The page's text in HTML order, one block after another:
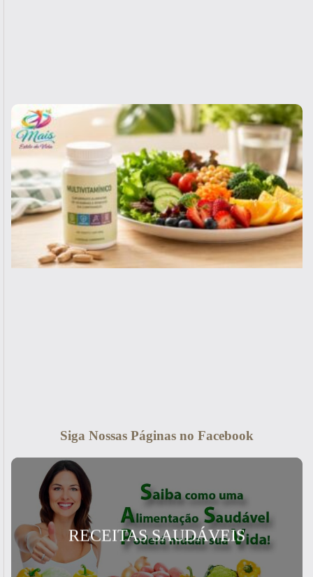
Siga Nossas Páginas no Facebook
RECEITAS SAUDÁVEIS